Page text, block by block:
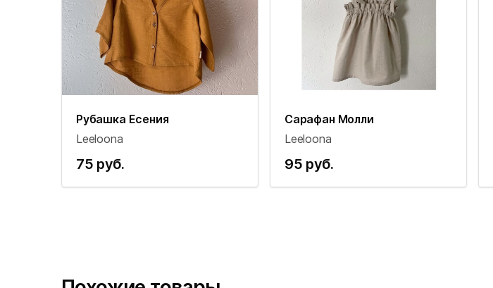
Рубашка Есения
Leeloona
75 руб.
Сарафан Молли
Leeloona
95 руб.